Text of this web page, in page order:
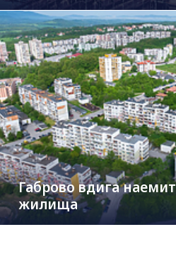
Габрово вдига
жилища